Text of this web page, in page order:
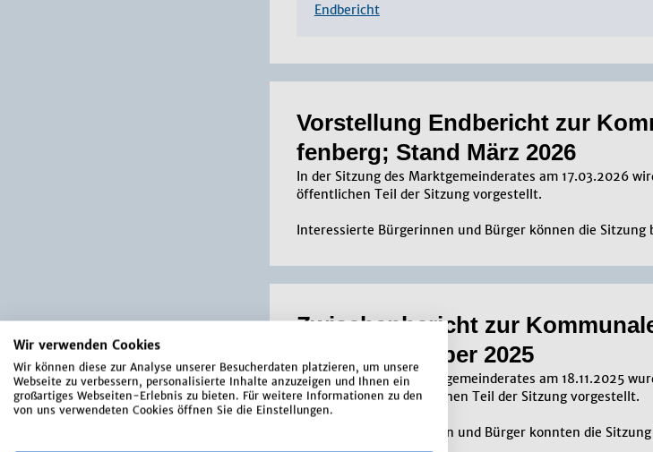
Wir verwenden Cookies
Wir können diese zur Analyse unserer Besucherdaten platzieren, um unsere
Webseite zu verbessern, personalisierte Inhalte anzuzeigen und Ihnen ein
großartiges Webseiten-Erlebnis zu bieten. Für weitere Informationen zu den
von uns verwendeten Cookies öffnen Sie die Einstellungen.
Endbericht
Vor­stel­lung End­be­richt zur
fen­berg; Stand März 2026
In der Sitzung des Marktgemeinderates am 17.03.2026
öffentlichen Teil der Sitzung vorgestellt.
Interessierte Bürgerinnen und Bürger können die
Zwi­schen­be­richt zur
Stand De­zem­ber 2025
In der Sitzung des Marktgemeinderates am 18.11.2025
Pfaffenberg im Öffentlichen Teil der Sitzung vorgestellt.
Interessierte Bürgerinnen und Bürger konnten die